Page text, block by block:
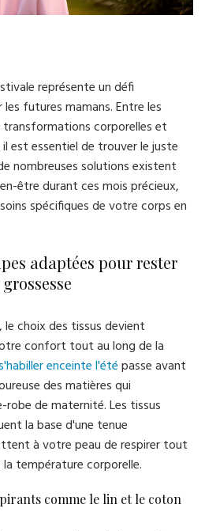
représente un défi
futures mamans. Entre les
corporelles et
est essentiel de trouver le juste
nombreuses solutions existent
être durant ces mois précieux,
spécifiques de votre corps en
adaptées pour rester
choix des tissus devient
confort tout au long de la
enceinte l'étépasse avant
des matières qui
de maternité. Les tissus
la base d'une tenue
à votre peau de respirer tout
température corporelle.
comme le lin et le coton